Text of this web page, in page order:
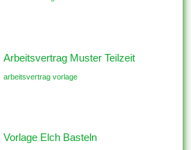
Arbeitsvertrag Muster Teilzeit
arbeitsvertrag vorlage
Vorlage Elch Basteln